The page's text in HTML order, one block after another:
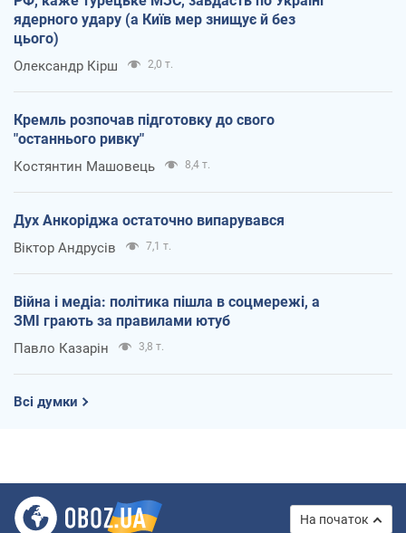
ядерного удару (а Київ мер знищує й без
цього)
Олександр Кірш 2,0 т.
Кремль розпочав підготовку до свого
"останнього ривку"
Костянтин Машовець 8,4 т.
Дух Анкоріджа остаточно випарувався
Віктор Андрусів 7,1 т.
Війна і медіа: політика пішла в соцмережі, а
ЗМІ грають за правилами ютуб
Павло Казарін 3,8 т.
Всі думки
На початок